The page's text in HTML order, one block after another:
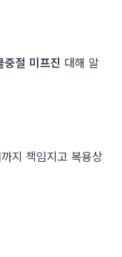
중절 미프진 대해 알
지 책임지고 복용상